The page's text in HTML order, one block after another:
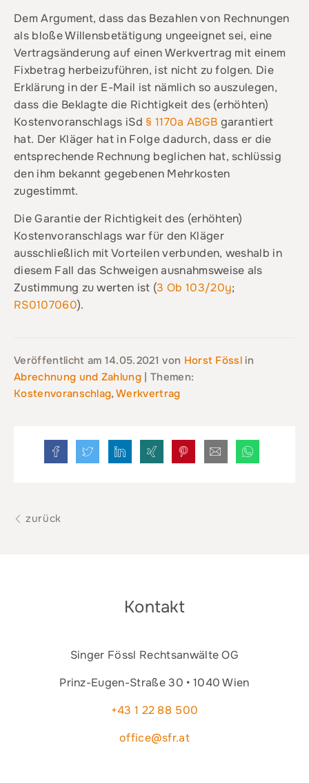
Dem Argument, dass das Bezahlen von Rechnungen
als bloße Willensbetätigung ungeeignet sei, eine
Vertragsänderung auf einen Werkvertrag mit einem
Fixbetrag herbeizuführen, ist nicht zu folgen. Die
Erklärung in der E-Mail ist nämlich so auszulegen,
dass die Beklagte die Richtigkeit des (erhöhten)
Kostenvoranschlags iSd § 1170a ABGB garantiert
hat. Der Kläger hat in Folge dadurch, dass er die
entsprechende Rechnung beglichen hat, schlüssig
den ihm bekannt gegebenen Mehrkosten
zugestimmt.
Die Garantie der Richtigkeit des (erhöhten)
Kostenvoranschlags war für den Kläger
ausschließlich mit Vorteilen verbunden, weshalb in
diesem Fall das Schweigen ausnahmsweise als
Zustimmung zu werten ist (3 Ob 103/20y;
RS0107060).
Veröffentlicht am 14.05.2021 von Horst Fössl in
Abrechnung und Zahlung | Themen:
Kostenvoranschlag,Werkvertrag
zurück
Kontakt
Singer Fössl Rechtsanwälte OG
Prinz-Eugen-Straße 30 • 1040 Wien
+43 1 22 88 500
office@sfr.at